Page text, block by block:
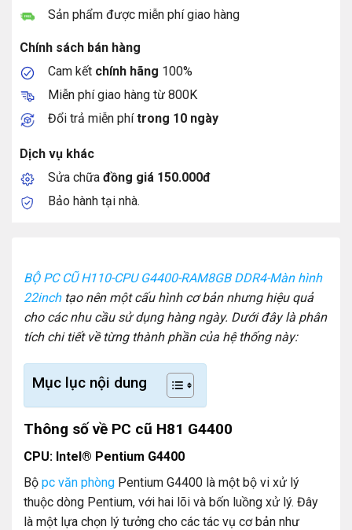
Sản phẩm được miễn phí giao hàng
Chính sách bán hàng
Cam kết chính hãng 100%
Miễn phí giao hàng từ 800K
Đổi trả miễn phítrong 10 ngày
Dịch vụ khác
Sửa chữa đồng giá 150.000đ
Bảo hành tại nhà.
BỘ PC CŨ H110-CPU G4400-RAM8GB DDR4-Màn hình
22inchtạo nên một cấu hình cơ bản nhưng hiệu quả
cho các nhu cầu sử dụng hàng ngày. Dưới đây là phân
tích chi tiết về từng thành phần của hệ thống này:
Mục lục nội dung
Thông số về PC cũ H81 G4400
CPU: Intel® Pentium G4400
Bộ pc văn phòng Pentium G4400 là một bộ vi xử lý
thuộc dòng Pentium, với hai lõi và bốn luồng xử lý. Đây
là một lựa chọn lý tưởng cho các tác vụ cơ bản như